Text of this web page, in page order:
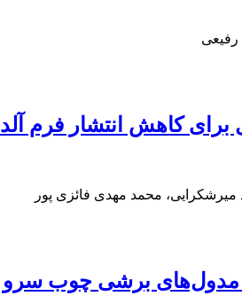
رفیعی
برای کاهش انتشار فرم‏
محمد مهدی فائزی پور
و مدول‌های برشی چوب